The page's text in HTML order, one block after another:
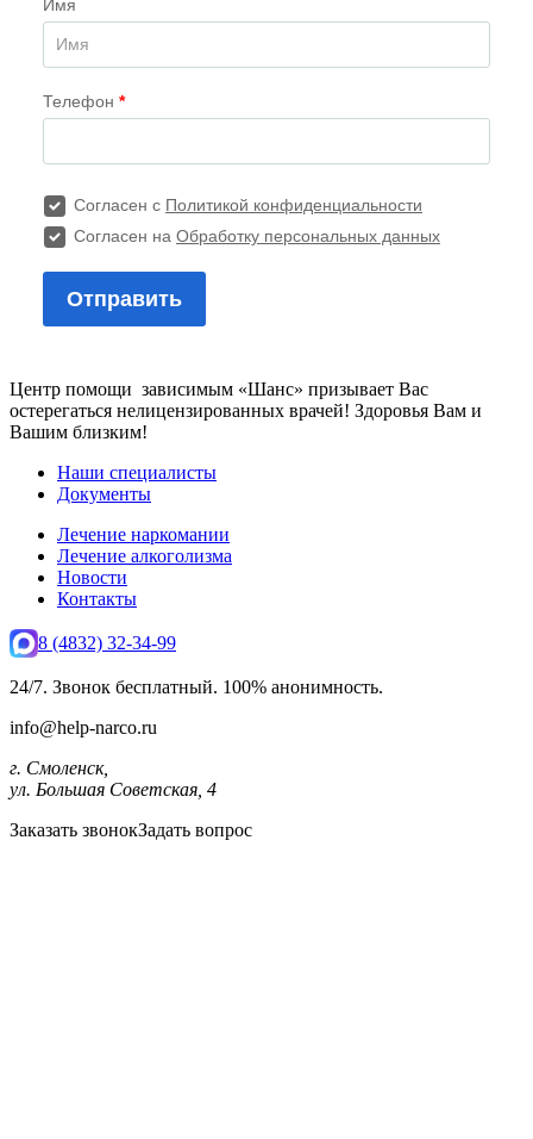
Центр помощи зависимым «Шанс» призывает Вас
остерегаться нелицензированных врачей! Здоровья Вам и
Вашим близким!
Наши специалисты
Документы
Лечение наркомании
Лечение алкоголизма
Новости
Контакты
8 (4832) 32-34-99
24/7. Звонок бесплатный. 100% анонимность.
info@help-narco.ru
г. Смоленск,
ул. Большая Советская, 4
Заказать звонокЗадать вопрос